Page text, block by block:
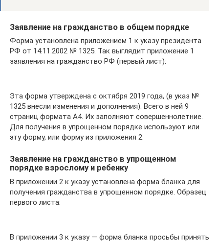
Заявление на гражданство в общем порядке
Форма установлена приложением 1 к указу президента
РФ от 14.11.2002 № 1325. Так выглядит приложение 1
заявления на гражданство РФ (первый лист):
Эта форма утверждена с октября 2019 года, (в указ №
1325 внесли изменения и дополнения). Всего в ней 9
страниц формата А4. Их заполняют совершеннолетние.
Для получения в упрощенном порядке используют или
эту форму, или форму из приложения 2.
Заявление на гражданство в упрощенном
порядке взрослому и ребенку
В приложении 2 к указу установлена форма бланка для
получения гражданства в упрощенном порядке. Образец
первого листа:
В приложении 3 к указу — форма бланка просьбы принять